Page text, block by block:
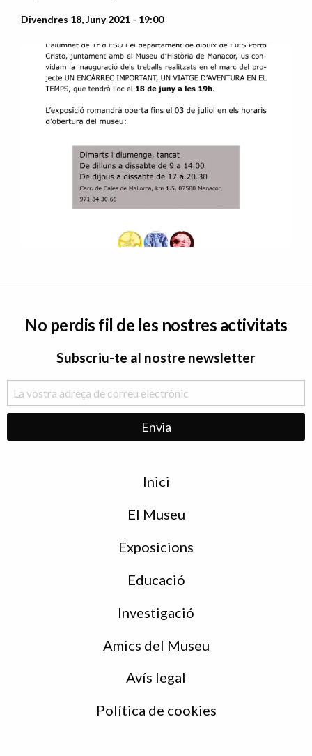
Divendres 18, Juny 2021 - 19:00
No perdis fil de les nostres activitats
Subscriu-te al nostre newsletter
Inici
El Museu
Exposicions
Educació
Investigació
Amics del Museu
Avís legal
Política de cookies